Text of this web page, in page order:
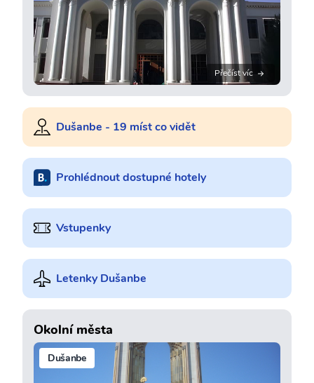
Přečíst víc
Dušanbe - 19 míst co vidět
Prohlédnout dostupné hotely
Vstupenky
Letenky Dušanbe
Okolní města
Dušanbe